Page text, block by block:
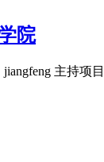
院
主持项